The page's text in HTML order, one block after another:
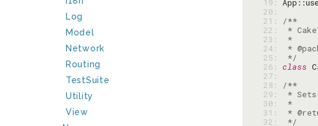
Log
Model
Network
Routing
TestSuite
Utility
View
19:
20:
21:
22:
23:
24:
25:
*/
26: class
27:
28:
29:
30:
31:
32:
*/